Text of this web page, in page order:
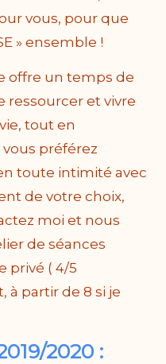
vous, pour que
» ensemble !
offre un temps de
ressourcer et vivre
tout en
vous préférez
toute intimité avec
de votre choix,
moi et nous
de séances
privé ( 4/5
à partir de 8 si je
2020 :